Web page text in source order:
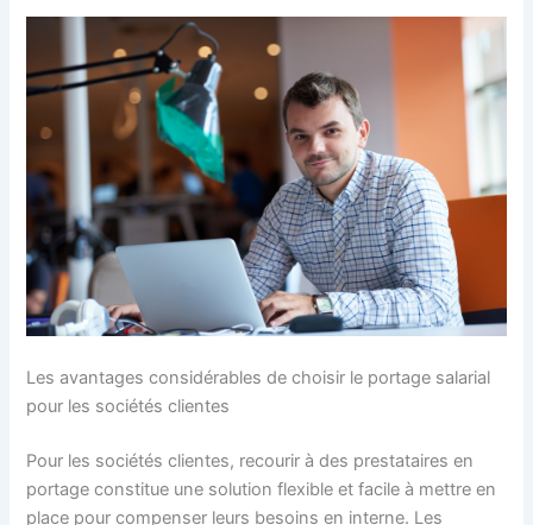
Les avantages considérables de choisir le portage salarial
pour les sociétés clientes
Pour les sociétés clientes, recourir à des prestataires en
portage constitue une solution flexible et facile à mettre en
place pour compenser leurs besoins en interne. Les